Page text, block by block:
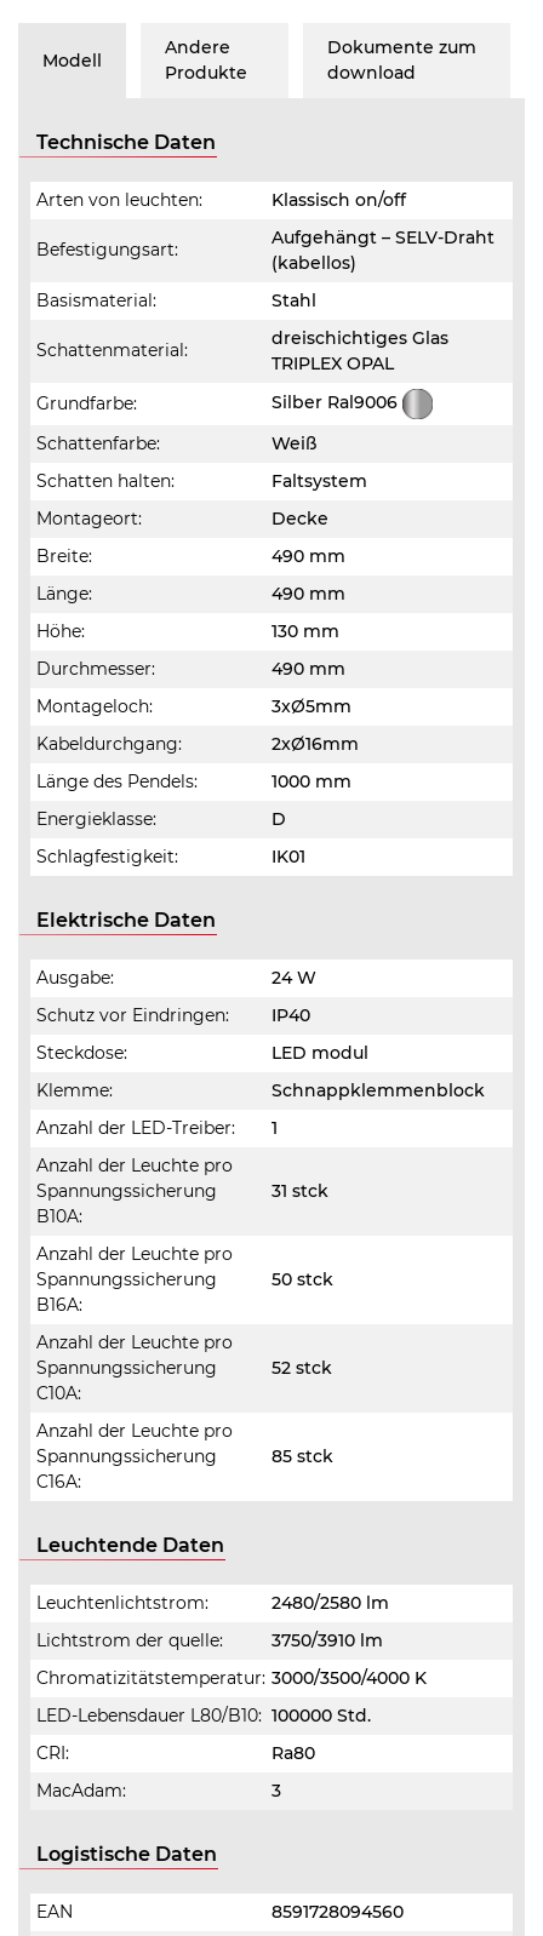
Modell
Andere
Produkte
Dokumente zum
download
Technische Daten
Arten von leuchten: Klassisch on/off
Befestigungsart:
Aufgehängt – SELV-Draht
(kabellos)
Basismaterial:
Stahl
Schattenmaterial:
dreischichtiges Glas
TRIPLEX OPAL
Grundfarbe:
Silber Ral9006
Schattenfarbe:
Weiß
Schatten halten:
Faltsystem
Montageort:
Decke
Breite:
490 mm
Länge:
490 mm
Höhe:
130 mm
Durchmesser:
490 mm
Montageloch:
3xØ5mm
Kabeldurchgang:
2xØ16mm
Länge des Pendels:
1000 mm
Energieklasse:
D
Schlagfestigkeit:
IK01
Elektrische Daten
Ausgabe:
24 W
Schutz vor Eindringen:
IP40
Steckdose:
LED modul
Klemme:
Schnappklemmenblock
Anzahl der LED-Treiber:
1
Anzahl der Leuchte pro
Spannungssicherung
B10A:
31 stck
Anzahl der Leuchte pro
Spannungssicherung
B16A:
50 stck
Anzahl der Leuchte pro
Spannungssicherung
C10A:
52 stck
Anzahl der Leuchte pro
Spannungssicherung
C16A:
85 stck
Leuchtende Daten
Leuchtenlichtstrom:
2480/2580 lm
Lichtstrom der quelle:
3750/3910 lm
Chromatizitätstemperatur: 3000/3500/4000 K
LED-Lebensdauer L80/B10: 100000 Std.
CRI:
Ra80
MacAdam:
3
Logistische Daten
EAN 8591728094560